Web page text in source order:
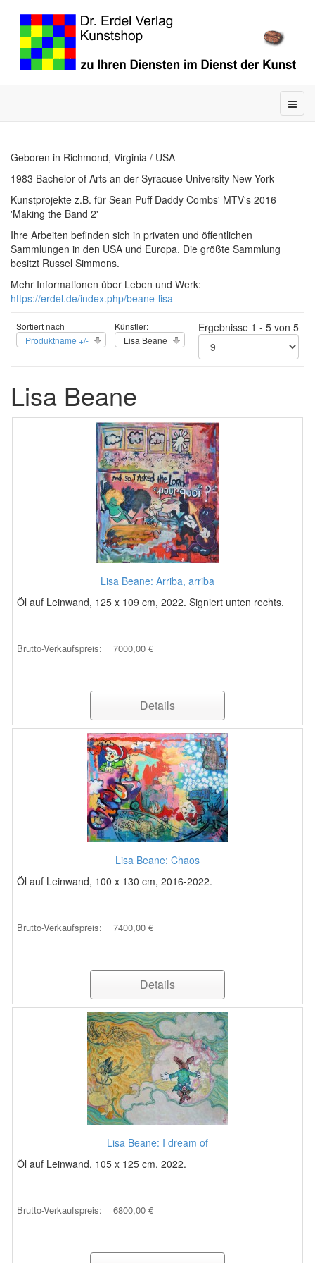
Geboren in Richmond, Virginia / USA
1983 Bachelor of Arts an der Syracuse University New York
Kunstprojekte z.B. für Sean Puff Daddy Combs' MTV's 2016
'Making the Band 2'
Ihre Arbeiten befinden sich in privaten und öffentlichen
Sammlungen in den USA und Europa. Die größte Sammlung
besitzt Russel Simmons.
Mehr Informationen über Leben und Werk:
https://erdel.de/index.php/beane-lisa
Sortiert nach
Produktname +/-
Künstler:
Lisa Beane
Ergebnisse 1 - 5 von 5
Lisa Beane
Lisa Beane: Arriba, arriba
Öl auf Leinwand, 125 x 109 cm, 2022. Signiert unten rechts.
Brutto-Verkaufspreis: 7000,00 €
Details
Lisa Beane: Chaos
Öl auf Leinwand, 100 x 130 cm, 2016-2022.
Brutto-Verkaufspreis: 7400,00 €
Details
Lisa Beane: I dream of
Öl auf Leinwand, 105 x 125 cm, 2022.
Brutto-Verkaufspreis: 6800,00 €